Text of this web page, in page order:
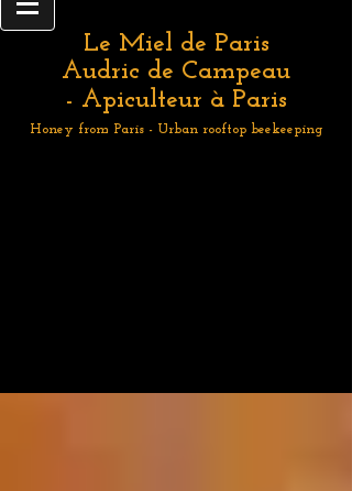
Le Miel de Paris
Audric de Campeau
- Apiculteur à Paris
Honey from Paris - Urban rooftop beekeeping